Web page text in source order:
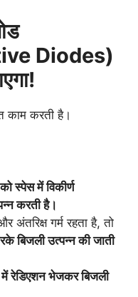
Diodes)
काम करती है।
स्पेस में विकीर्ण
करती है।
अंतरिक्ष गर्म रहता है, तो
बिजली उत्पन्न की जाती
रेडिएशन भेजकर बिजली